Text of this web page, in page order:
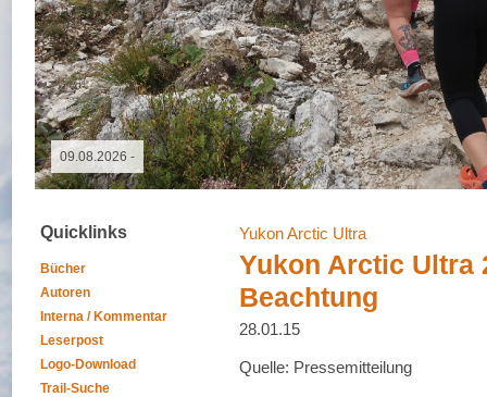
09.05.2026 - GutsMuths-Rennsteiglauf
Quicklinks
Bücher
Autoren
Interna / Kommentar
Leserpost
Logo-Download
Trail-Suche
Yukon Arctic Ultra
Yukon Arctic Ultra
Beachtung
28.01.15
Quelle: Pressemitteilung